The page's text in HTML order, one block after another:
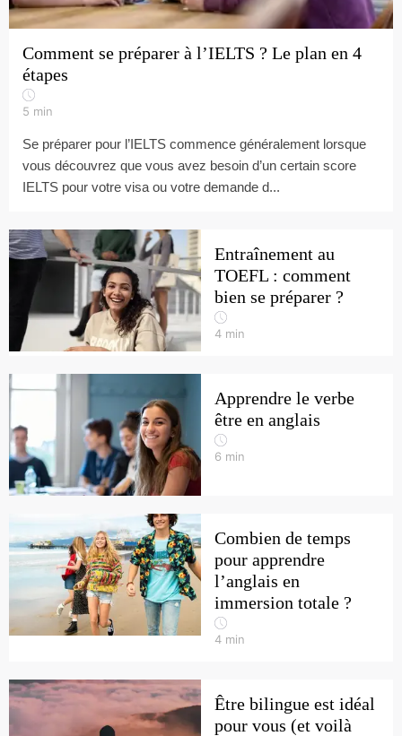
Comment se préparer à l’IELTS ? Le plan en 4
étapes
5 min
Se préparer pour l’IELTS commence généralement lorsque
vous découvrez que vous avez besoin d’un certain score
IELTS pour votre visa ou votre demande d...
Entraînement au
TOEFL : comment
bien se préparer ?
4 min
Apprendre le verbe
être en anglais
6 min
Combien de temps
pour apprendre
l’anglais en
immersion totale ?
4 min
Être bilingue est idéal
pour vous (et voilà